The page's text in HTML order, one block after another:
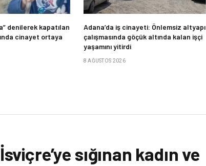
denilerek kapatılan
cinayet ortaya
Adana’da iş cinayeti: Önlemsiz altyapı
çalışmasında göçük altında kalan işçi
yaşamını yitirdi
8 AĞUSTOS 2026
sığınan kadın ve